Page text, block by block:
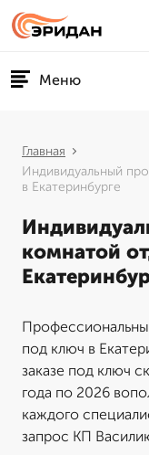
Меню
Главная
Индивидуальный
в Екатеринбурге
комнатой
под ключ в
заказе под ключ
года по 2026
каждого
запрос КП